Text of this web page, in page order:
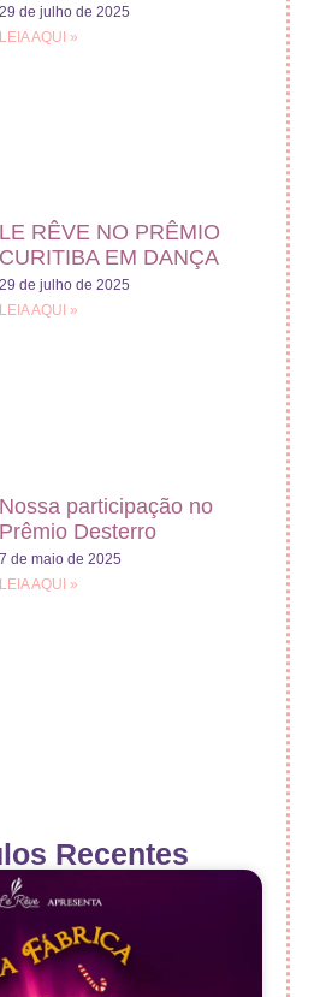
29 de julho de 2025
LEIA AQUI »
LE RÊVE NO PRÊMIO
CURITIBA EM DANÇA
29 de julho de 2025
LEIA AQUI »
Nossa participação no
Prêmio Desterro
7 de maio de 2025
LEIA AQUI »
Recentes